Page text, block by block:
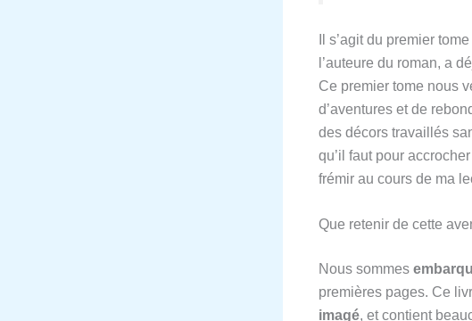
Il s’agit du premier
l’auteure du roman, a
Ce premier tome nous
d’aventures et de
des décors travaillés
qu’il faut pour
frémir au cours de ma
Que retenir de cette
Nous sommes
premières pages. Ce
imagé, et contient